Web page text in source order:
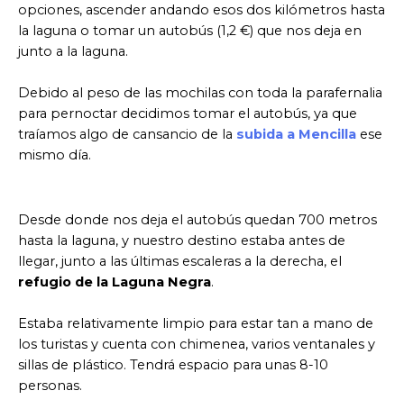
opciones, ascender andando esos dos kilómetros hasta
la laguna o tomar un autobús (1,2 €) que nos deja en
junto a la laguna.
Debido al peso de las mochilas con toda la parafernalia
para pernoctar decidimos tomar el autobús, ya que
traíamos algo de cansancio de la subida a Mencilla ese
mismo día.
Desde donde nos deja el autobús quedan 700 metros
hasta la laguna, y nuestro destino estaba antes de
llegar, junto a las últimas escaleras a la derecha, el
refugio de la Laguna Negra.
Estaba relativamente limpio para estar tan a mano de
los turistas y cuenta con chimenea, varios ventanales y
sillas de plástico. Tendrá espacio para unas 8-10
personas.